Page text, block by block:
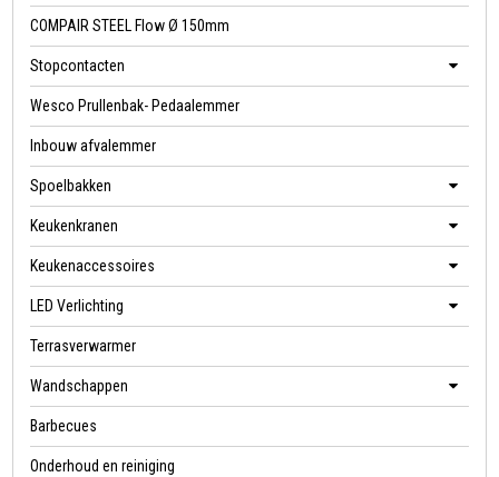
COMPAIR STEEL Flow Ø 150mm
Stopcontacten
Wesco Prullenbak- Pedaalemmer
Inbouw afvalemmer
Spoelbakken
Keukenkranen
Keukenaccessoires
LED Verlichting
Terrasverwarmer
Wandschappen
Barbecues
Onderhoud en reiniging